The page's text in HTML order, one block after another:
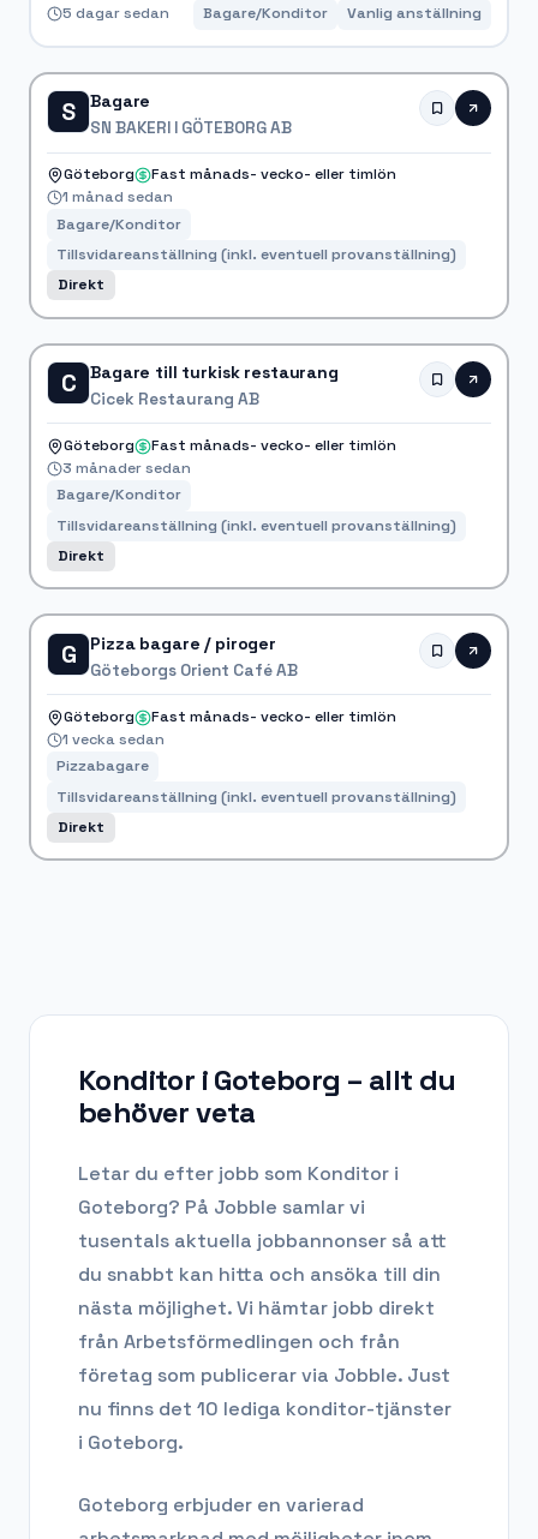
5 dagar sedan
Bagare/Konditor Vanlig anställning
S Bagare
SN BAKERI I GÖTEBORG AB
Göteborg
Fast månads- vecko- eller timlön
1 månad sedan
Bagare/Konditor
Tillsvidareanställning (inkl. eventuell provanställning)
Direkt
C Bagare till turkisk restaurang
Cicek Restaurang AB
Göteborg
Fast månads- vecko- eller timlön
3 månader sedan
Bagare/Konditor
Tillsvidareanställning (inkl. eventuell provanställning)
Direkt
G Pizza bagare / piroger
Göteborgs Orient Café AB
Göteborg
Fast månads- vecko- eller timlön
1 vecka sedan
Pizzabagare
Tillsvidareanställning (inkl. eventuell provanställning)
Direkt
Konditor i Goteborg – allt du
behöver veta
Letar du efter jobb som Konditor i
Goteborg? På Jobble samlar vi
tusentals aktuella jobbannonser så att
du snabbt kan hitta och ansöka till din
nästa möjlighet. Vi hämtar jobb direkt
från Arbetsförmedlingen och från
företag som publicerar via Jobble. Just
nu finns det 10 lediga konditor-tjänster
i Goteborg.
Goteborg erbjuder en varierad